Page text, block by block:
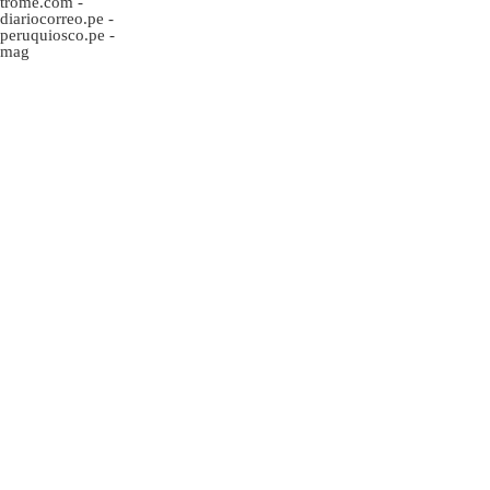
diariocorreo.pe -
peruquiosco.pe -
mag